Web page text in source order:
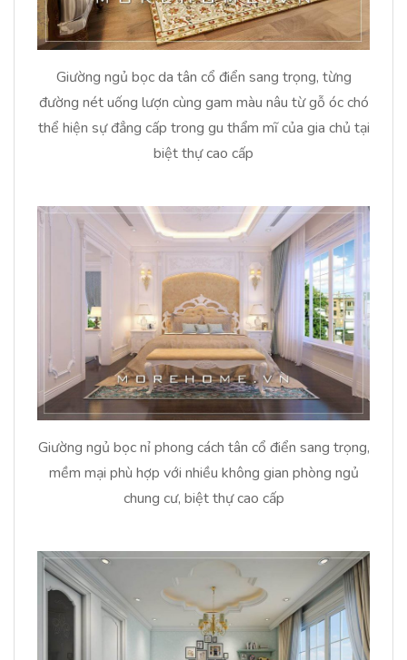
Giường ngủ bọc da tân cổ điển sang trọng, từng
đường nét uống lượn cùng gam màu nâu từ gỗ óc chó
thể hiện sự đẳng cấp trong gu thẩm mĩ của gia chủ tại
biệt thự cao cấp
Giường ngủ bọc nỉ phong cách tân cổ điển sang trọng,
mềm mại phù hợp với nhiều không gian phòng ngủ
chung cư, biệt thự cao cấp